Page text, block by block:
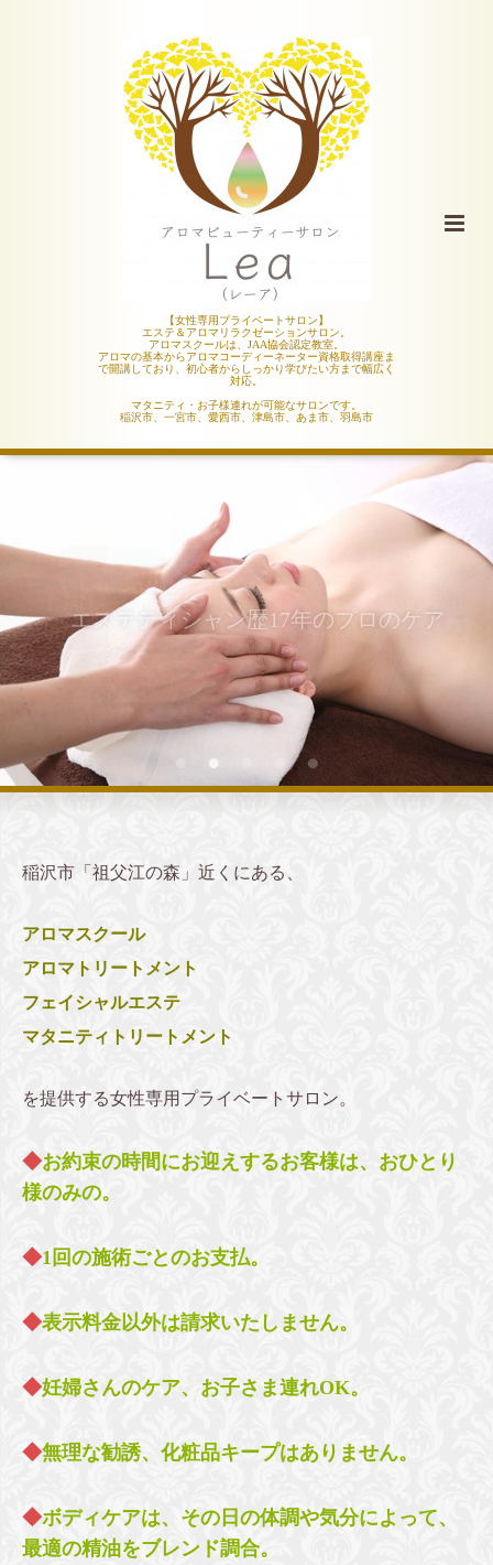
【女性専用プライベートサロン】
エステ＆アロマリラクゼーションサロン。
アロマスクールは、JAA協会認定教室。
アロマの基本からアロマコーディーネーター資格取得講座ま
で開講しており、初心者からしっかり学びたい方まで幅広く
対応。
マタニティ・お子様連れが可能なサロンです。
稲沢市、一宮市、愛西市、津島市、あま市、羽島市
エステティシャン歴17年のプロのケア
稲沢市「祖父江の森」近くにある、
アロマスクール
アロマトリートメント
フェイシャルエステ
マタニティトリートメント
を提供する女性専用プライベートサロン。
◆お約束の時間にお迎えするお客様は、おひとり
様のみの。
◆1回の施術ごとのお支払。
◆表示料金以外は請求いたしません。
◆妊婦さんのケア、お子さま連れOK。
◆無理な勧誘、化粧品キープはありません。
◆ボディケアは、その日の体調や気分によって、
最適の精油をブレンド調合。